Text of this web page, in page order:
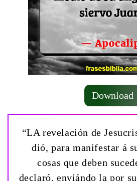
Download
“LA revelación de
dió, para manifestar á
cosas que deben
declaró, enviándo la por